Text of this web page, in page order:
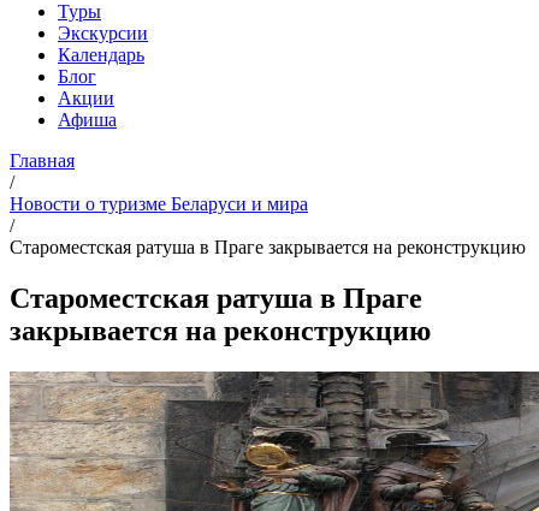
Туры
Экскурсии
Календарь
Блог
Акции
Афиша
Главная
/
Новости о туризме Беларуси и мира
/
Староместская ратуша в Праге закрывается на реконструкцию
Староместская ратуша в Праге
закрывается на реконструкцию